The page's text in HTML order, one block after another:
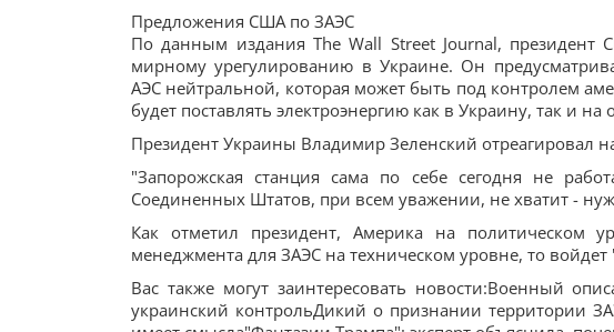
Предложения США по ЗАЭС
По данным издания The Wall Street Journal,
мирному урегулированию в Украине. Он
АЭС нейтральной, которая может быть под контролем
будет поставлять электроэнергию как в Украину, так и
Президент Украины Владимир Зеленский отреагировал
"Запорожская станция сама по себе сегодня не
Соединенных Штатов, при всем уважении, не хватит -
Как отметил президент, Америка на политическом
менеджмента для ЗАЭС на техническом уровне, то
Вас также могут заинтересовать новости:Военный
украинский контрольДикий о признании территории